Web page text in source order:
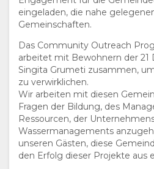
Tag mit einem bunt bemalten
lässt, verkörpern idyllische
Busch. Begleitet von einer
Schönheit des klaren
die ruhige Rückfahrt zur
fassbaren Zauber des
für einen würdigen Abschluss.
Wärme & Weisheit
Die erfahrenen Field Guides
vermitteln eine Fülle an
die Interessen jedes Gastes
eingeladen, die nahe
Gemeinschaften.
Das Community Outreach
arbeitet mit Bewohnern der 21
Singita Grumeti zusammen,
zu verwirklichen.
Wir arbeiten mit diesen
Fragen der Bildung, des
Ressourcen, der
Wassermanagements
unseren Gästen, diese
den Erfolg dieser Projekte aus